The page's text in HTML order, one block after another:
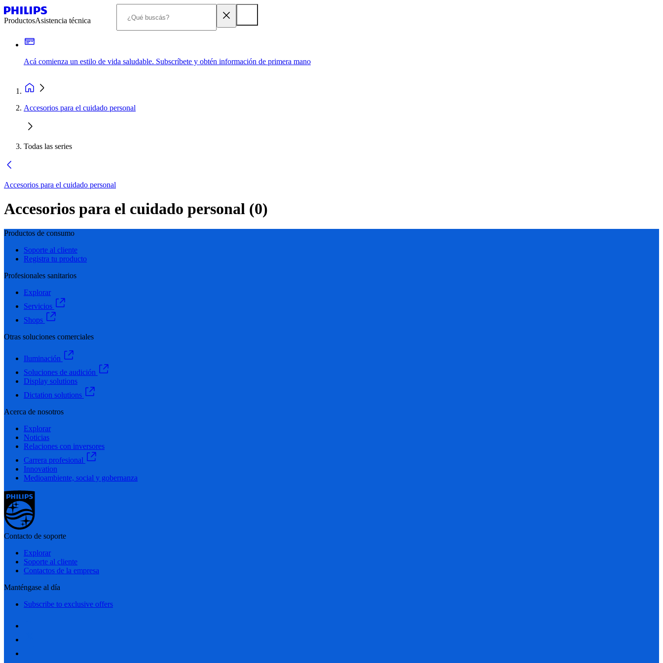
ProductosAsistencia técnica
Acá comienza un estilo de vida saludable. Subscríbete y obtén información de primera mano
Accesorios para el cuidado personal
Todas las series
Accesorios para el cuidado personal
Accesorios para el cuidado personal (0)
Productos de consumo
Soporte al cliente
Registra tu producto
Profesionales sanitarios
Explorar
Servicios
Shops
Otras soluciones comerciales
Iluminación
Soluciones de audición
Display solutions
Dictation solutions
Acerca de nosotros
Explorar
Noticias
Relaciones con inversores
Carrera profesional
Innovation
Medioambiente, social y gobernanza
Contacto de soporte
Explorar
Soporte al cliente
Contactos de la empresa
Manténgase al día
Subscribe to exclusive offers